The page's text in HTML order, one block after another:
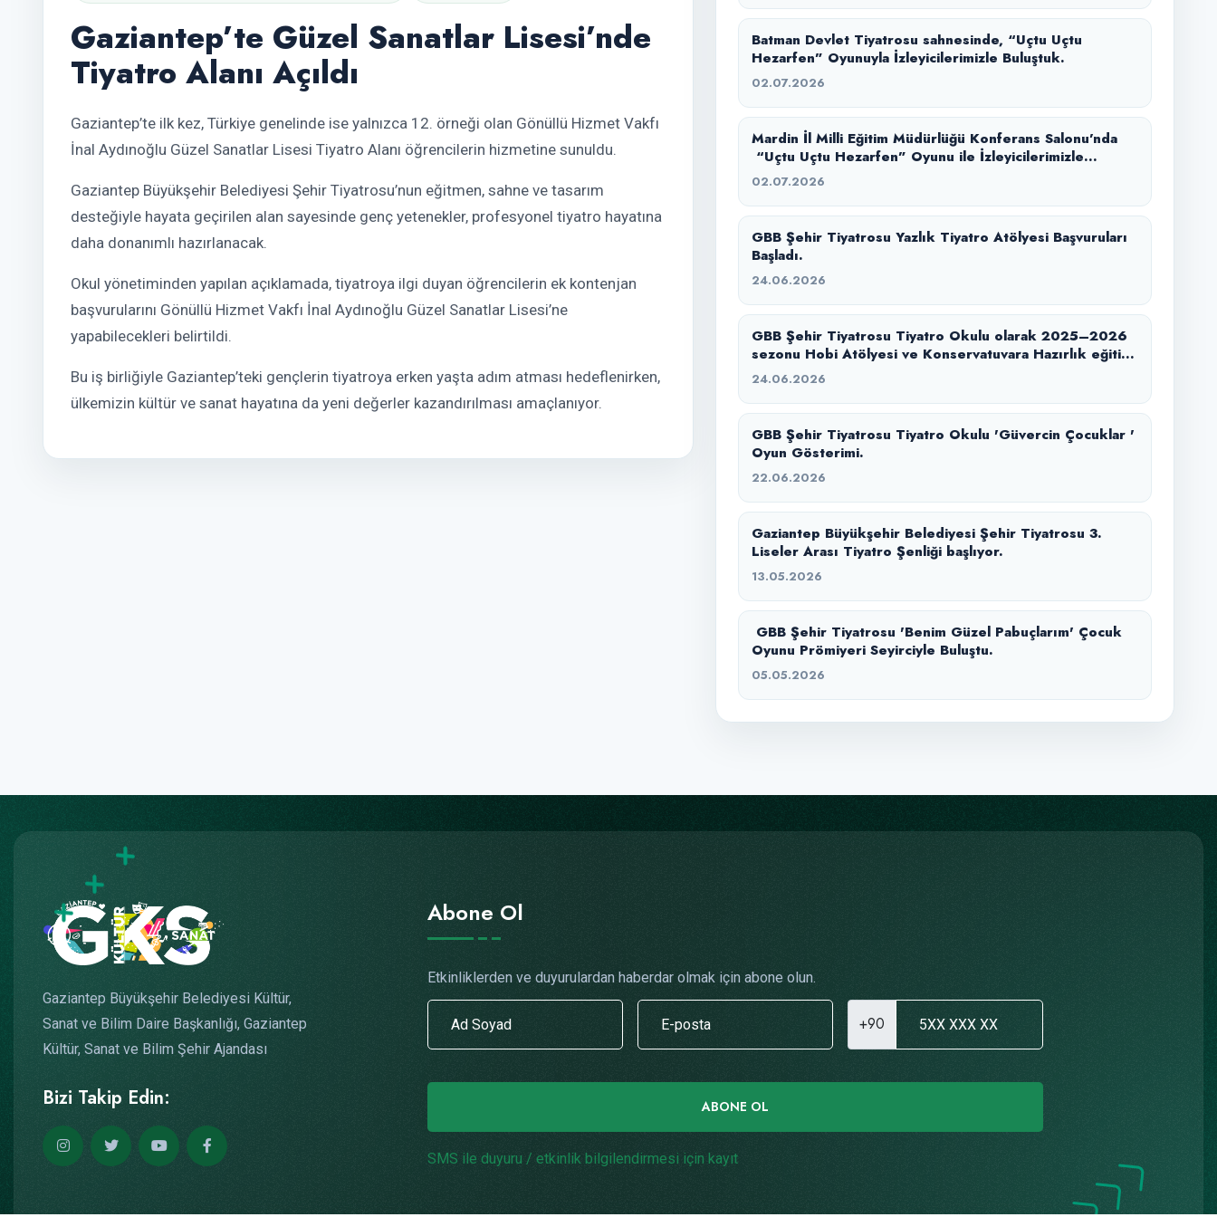
Gaziantep’te Güzel Sanatlar Lisesi’nde
Tiyatro Alanı Açıldı
Gaziantep’te ilk kez, Türkiye genelinde ise yalnızca 12. örneği olan Gönüllü Hizmet Vakfı
İnal Aydınoğlu Güzel Sanatlar Lisesi Tiyatro Alanı öğrencilerin hizmetine sunuldu.
Gaziantep Büyükşehir Belediyesi Şehir Tiyatrosu’nun eğitmen, sahne ve tasarım
desteğiyle hayata geçirilen alan sayesinde genç yetenekler, profesyonel tiyatro hayatına
daha donanımlı hazırlanacak.
Okul yönetiminden yapılan açıklamada, tiyatroya ilgi duyan öğrencilerin ek kontenjan
başvurularını Gönüllü Hizmet Vakfı İnal Aydınoğlu Güzel Sanatlar Lisesi’ne
yapabilecekleri belirtildi.
Bu iş birliğiyle Gaziantep’teki gençlerin tiyatroya erken yaşta adım atması hedeflenirken,
ülkemizin kültür ve sanat hayatına da yeni değerler kazandırılması amaçlanıyor.
Batman Devlet Tiyatrosu sahnesinde, “Uçtu Uçtu
Hezarfen” Oyunuyla İzleyicilerimizle Buluştuk.
02.07.2026
Mardin İl Milli Eğitim Müdürlüğü Konferans Salonu’nda
“Uçtu Uçtu Hezarfen” Oyunu ile İzleyicilerimizle
Buluştuk.
02.07.2026
GBB Şehir Tiyatrosu Yazlık Tiyatro Atölyesi Başvuruları
Başladı.
24.06.2026
GBB Şehir Tiyatrosu Tiyatro Okulu olarak 2025–2026
sezonu Hobi Atölyesi ve Konservatuvara Hazırlık eğitim
sürecimizi başarıyla tamamladık.
24.06.2026
GBB Şehir Tiyatrosu Tiyatro Okulu 'Güvercin Çocuklar '
Oyun Gösterimi.
22.06.2026
Gaziantep Büyükşehir Belediyesi Şehir Tiyatrosu 3.
Liseler Arası Tiyatro Şenliği başlıyor.
13.05.2026
GBB Şehir Tiyatrosu 'Benim Güzel Pabuçlarım' Çocuk
Oyunu Prömiyeri Seyirciyle Buluştu.
05.05.2026
Gaziantep Büyükşehir Belediyesi Kültür,
Sanat ve Bilim Daire Başkanlığı, Gaziantep
Kültür, Sanat ve Bilim Şehir Ajandası
Bizi Takip Edin:
Abone Ol
Etkinliklerden ve duyurulardan haberdar olmak için abone olun.
+90
ABONE OL
SMS ile duyuru / etkinlik bilgilendirmesi için kayıt